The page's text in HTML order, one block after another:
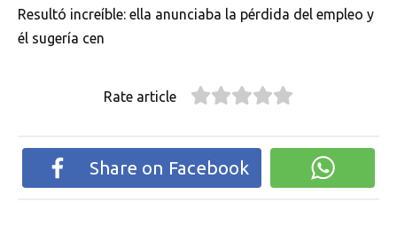
Resultó increíble: ella anunciaba la pérdida del empleo y
él sugería cen
Rate article
Share on Facebook